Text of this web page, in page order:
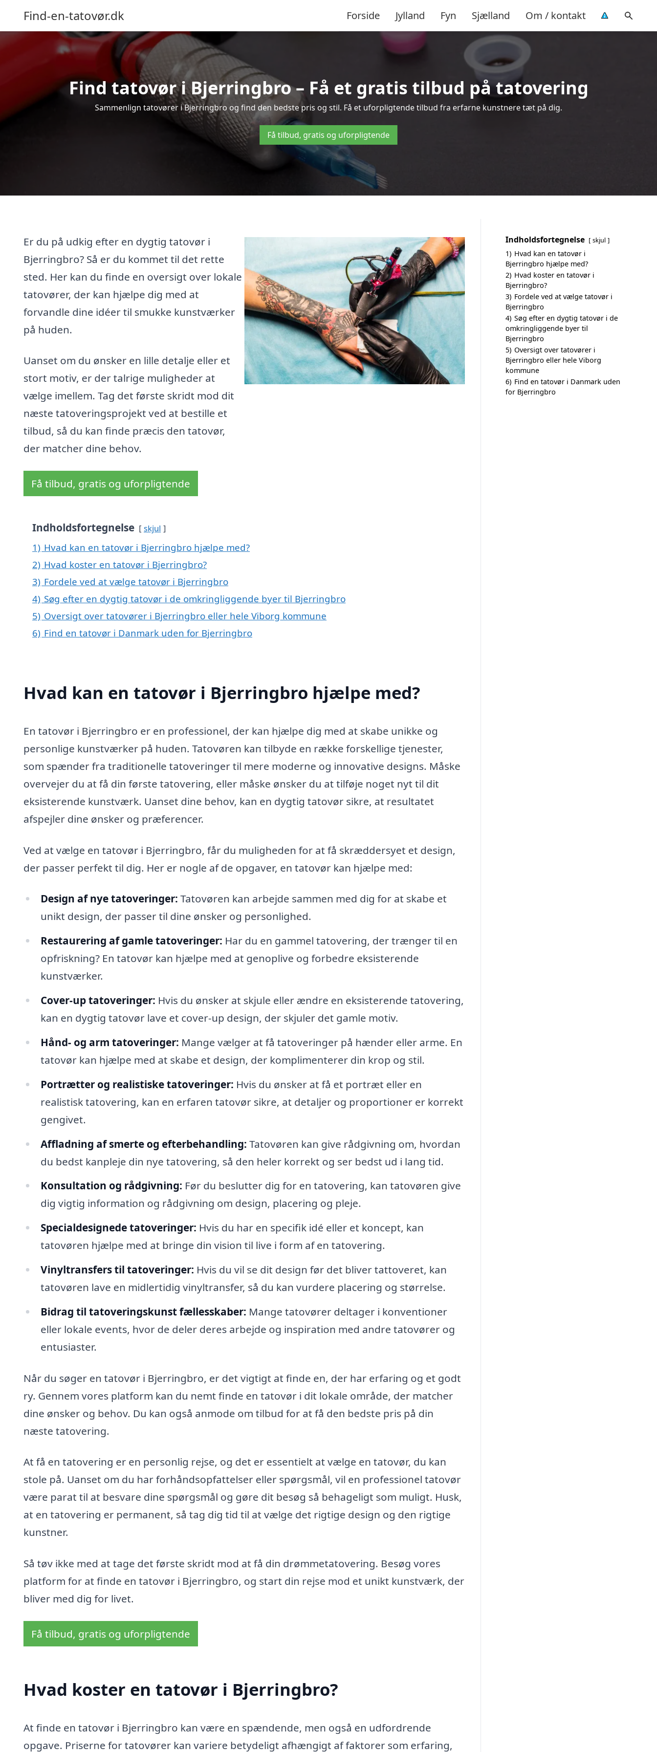
Find-en-tatovør.dk Forside Jylland Fyn Sjælland Om / kontakt
Find tatovør i Bjerringbro – Få et gratis tilbud på tatovering
Sammenlign tatovører i Bjerringbro og find den bedste pris og stil. Få et uforpligtende tilbud fra erfarne kunstnere tæt på dig.
Få tilbud, gratis og uforpligtende
Er du på udkig efter en dygtig tatovør i
Bjerringbro? Så er du kommet til det rette
sted. Her kan du finde en oversigt over lokale
tatovører, der kan hjælpe dig med at
forvandle dine idéer til smukke kunstværker
på huden.
Uanset om du ønsker en lille detalje eller et
stort motiv, er der talrige muligheder at
vælge imellem. Tag det første skridt mod dit
næste tatoveringsprojekt ved at bestille et
tilbud, så du kan finde præcis den tatovør,
der matcher dine behov.
Få tilbud, gratis og uforpligtende
Indholdsfortegnelse skjul
1) Hvad kan en tatovør i Bjerringbro hjælpe med?
2) Hvad koster en tatovør i Bjerringbro?
3) Fordele ved at vælge tatovør i Bjerringbro
4) Søg efter en dygtig tatovør i de omkringliggende byer til Bjerringbro
5) Oversigt over tatovører i Bjerringbro eller hele Viborg kommune
6) Find en tatovør i Danmark uden for Bjerringbro
Hvad kan en tatovør i Bjerringbro hjælpe med?
En tatovør i Bjerringbro er en professionel, der kan hjælpe dig med at skabe unikke og
personlige kunstværker på huden. Tatovøren kan tilbyde en række forskellige tjenester,
som spænder fra traditionelle tatoveringer til mere moderne og innovative designs. Måske
overvejer du at få din første tatovering, eller måske ønsker du at tilføje noget nyt til dit
eksisterende kunstværk. Uanset dine behov, kan en dygtig tatovør sikre, at resultatet
afspejler dine ønsker og præferencer.
Ved at vælge en tatovør i Bjerringbro, får du muligheden for at få skræddersyet et design,
der passer perfekt til dig. Her er nogle af de opgaver, en tatovør kan hjælpe med:
Design af nye tatoveringer: Tatovøren kan arbejde sammen med dig for at skabe et
unikt design, der passer til dine ønsker og personlighed.
Restaurering af gamle tatoveringer: Har du en gammel tatovering, der trænger til en
opfriskning? En tatovør kan hjælpe med at genoplive og forbedre eksisterende
kunstværker.
Cover-up tatoveringer: Hvis du ønsker at skjule eller ændre en eksisterende tatovering,
kan en dygtig tatovør lave et cover-up design, der skjuler det gamle motiv.
Hånd- og arm tatoveringer: Mange vælger at få tatoveringer på hænder eller arme. En
tatovør kan hjælpe med at skabe et design, der komplimenterer din krop og stil.
Portrætter og realistiske tatoveringer: Hvis du ønsker at få et portræt eller en
realistisk tatovering, kan en erfaren tatovør sikre, at detaljer og proportioner er korrekt
gengivet.
Affladning af smerte og efterbehandling: Tatovøren kan give rådgivning om, hvordan
du bedst kanpleje din nye tatovering, så den heler korrekt og ser bedst ud i lang tid.
Konsultation og rådgivning: Før du beslutter dig for en tatovering, kan tatovøren give
dig vigtig information og rådgivning om design, placering og pleje.
Specialdesignede tatoveringer: Hvis du har en specifik idé eller et koncept, kan
tatovøren hjælpe med at bringe din vision til live i form af en tatovering.
Vinyltransfers til tatoveringer: Hvis du vil se dit design før det bliver tattoveret, kan
tatovøren lave en midlertidig vinyltransfer, så du kan vurdere placering og størrelse.
Bidrag til tatoveringskunst fællesskaber: Mange tatovører deltager i konventioner
eller lokale events, hvor de deler deres arbejde og inspiration med andre tatovører og
entusiaster.
Når du søger en tatovør i Bjerringbro, er det vigtigt at finde en, der har erfaring og et godt
ry. Gennem vores platform kan du nemt finde en tatovør i dit lokale område, der matcher
dine ønsker og behov. Du kan også anmode om tilbud for at få den bedste pris på din
næste tatovering.
At få en tatovering er en personlig rejse, og det er essentielt at vælge en tatovør, du kan
stole på. Uanset om du har forhåndsopfattelser eller spørgsmål, vil en professionel tatovør
være parat til at besvare dine spørgsmål og gøre dit besøg så behageligt som muligt. Husk,
at en tatovering er permanent, så tag dig tid til at vælge det rigtige design og den rigtige
kunstner.
Så tøv ikke med at tage det første skridt mod at få din drømmetatovering. Besøg vores
platform for at finde en tatovør i Bjerringbro, og start din rejse mod et unikt kunstværk, der
bliver med dig for livet.
Få tilbud, gratis og uforpligtende
Hvad koster en tatovør i Bjerringbro?
At finde en tatovør i Bjerringbro kan være en spændende, men også en udfordrende
opgave. Priserne for tatovører kan variere betydeligt afhængigt af faktorer som erfaring,
Indholdsfortegnelse skjul
1) Hvad kan en tatovør i
Bjerringbro hjælpe med?
2) Hvad koster en tatovør i
Bjerringbro?
3) Fordele ved at vælge tatovør i
Bjerringbro
4) Søg efter en dygtig tatovør i de
omkringliggende byer til
Bjerringbro
5) Oversigt over tatovører i
Bjerringbro eller hele Viborg
kommune
6) Find en tatovør i Danmark uden
for Bjerringbro